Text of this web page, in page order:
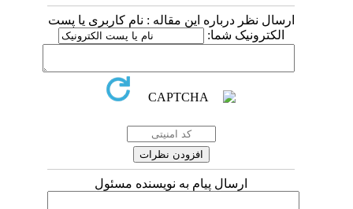
ارسال نظر درباره این مقاله : نام کاربری یا پست
الکترونیک شما:
ارسال پیام به نویسنده مسئول